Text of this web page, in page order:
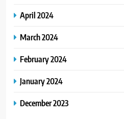
April 2024
March 2024
February 2024
January 2024
December 2023